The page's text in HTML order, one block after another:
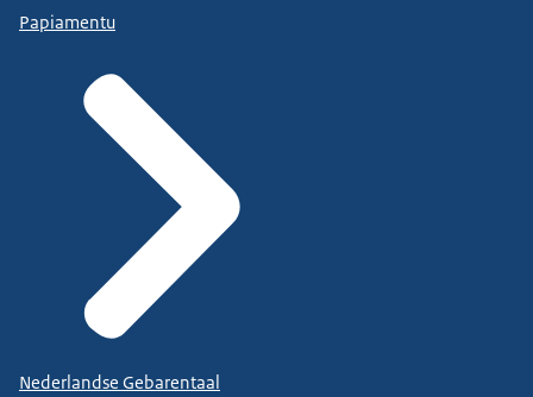
Papiamentu
Nederlandse Gebarentaal